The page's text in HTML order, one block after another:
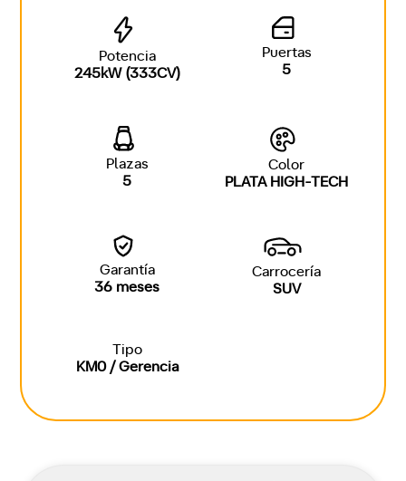
Potencia
245kW (333CV)
Puertas
5
Plazas
5
Color
PLATA HIGH-TECH
Garantía
36 meses
Carrocería
SUV
Tipo
KM0 / Gerencia